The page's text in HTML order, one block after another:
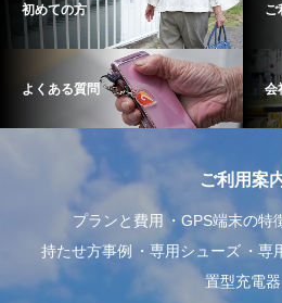
初めての方 ご
よくある質問 会
ご利用案
プランと費用 GPS端末の特
持たせ方事例
専用シューズ 専
置型充電器